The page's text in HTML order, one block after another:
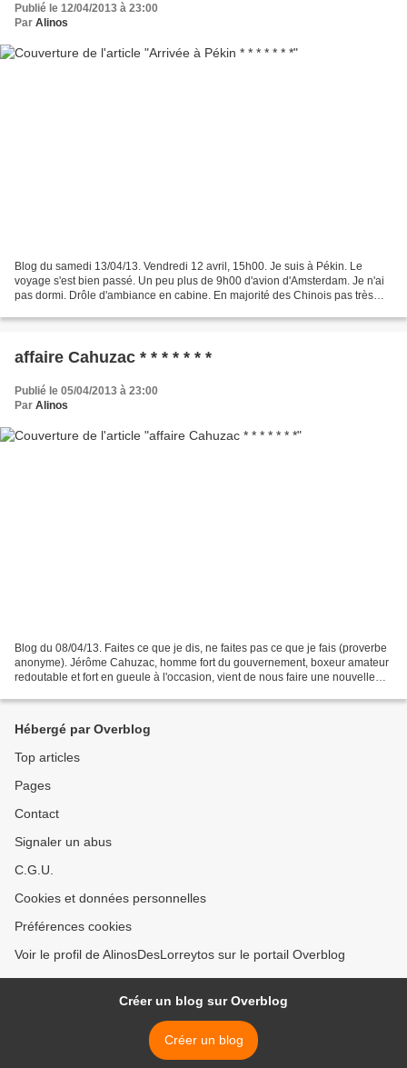
Publié le 12/04/2013 à 23:00
Par Alinos
Blog du samedi 13/04/13. Vendredi 12 avril, 15h00. Je suis à Pékin. Le
voyage s'est bien passé. Un peu plus de 9h00 d'avion d'Amsterdam. Je n'ai
pas dormi. Drôle d'ambiance en cabine. En majorité des Chinois pas très
affaire Cahuzac * * * * * * *
Publié le 05/04/2013 à 23:00
Par Alinos
Blog du 08/04/13. Faites ce que je dis, ne faites pas ce que je fais (proverbe
anonyme). Jérôme Cahuzac, homme fort du gouvernement, boxeur amateur
redoutable et fort en gueule à l'occasion, vient de nous faire une nouvelle
Hébergé par Overblog
Top articles
Pages
Contact
Signaler un abus
C.G.U.
Cookies et données personnelles
Préférences cookies
Voir le profil de AlinosDesLorreytos sur le portail Overblog
Créer un blog sur Overblog
Créer un blog